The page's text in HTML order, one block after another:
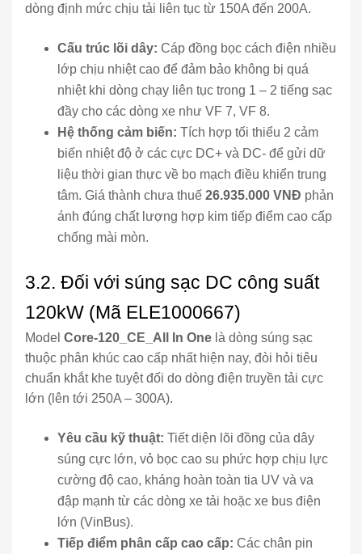
dòng định mức chịu tải liên tục từ 150A đến 200A.
Cấu trúc lõi dây: Cáp đồng bọc cách điện nhiều
lớp chịu nhiệt cao để đảm bảo không bị quá
nhiệt khi dòng chạy liên tục trong 1 – 2 tiếng sạc
đầy cho các dòng xe như VF 7, VF 8.
Hệ thống cảm biến: Tích hợp tối thiểu 2 cảm
biến nhiệt độ ở các cực DC+ và DC- để gửi dữ
liệu thời gian thực về bo mạch điều khiển trung
tâm. Giá thành chưa thuế 26.935.000 VNĐ phản
ánh đúng chất lượng hợp kim tiếp điểm cao cấp
chống mài mòn.
3.2. Đối với súng sạc DC công suất
120kW (Mã ELE1000667)
Model Core-120_CE_All In One là dòng súng sạc
thuộc phân khúc cao cấp nhất hiện nay, đòi hỏi tiêu
chuẩn khắt khe tuyệt đối do dòng điện truyền tải cực
lớn (lên tới 250A – 300A).
Yêu cầu kỹ thuật: Tiết diện lõi đồng của dây
súng cực lớn, vỏ bọc cao su phức hợp chịu lực
cường độ cao, kháng hoàn toàn tia UV và va
đập mạnh từ các dòng xe tải hoặc xe bus điện
lớn (VinBus).
Tiếp điểm phân cấp cao cấp: Các chân pin